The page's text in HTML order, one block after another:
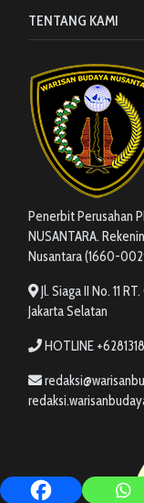
TENTANG KAMI
Penerbit Perusahan
NUSANTARA.
Nusantara (1660-
Jl. Siaga II No. 11
Jakarta Selatan
HOTLINE